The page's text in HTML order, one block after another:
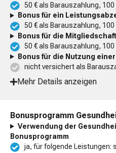
50 € als Barauszahlung,
Bonus für ein
50 € als Barauszahlung,
Bonus für die
50 € als Barauszahlung,
Bonus für die Nutzung
nicht versichert als
Mehr Details anzeigen
Bonusprogramm
Verwendung der
Bonusprogramm
ja, für folgende Leistungen: